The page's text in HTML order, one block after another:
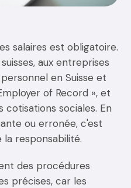
salaires est obligatoire.
aux entreprises
en Suisse et
of Record », et
sociales. En
ou erronée, c'est
la responsabilité.
des procédures
précises, car les